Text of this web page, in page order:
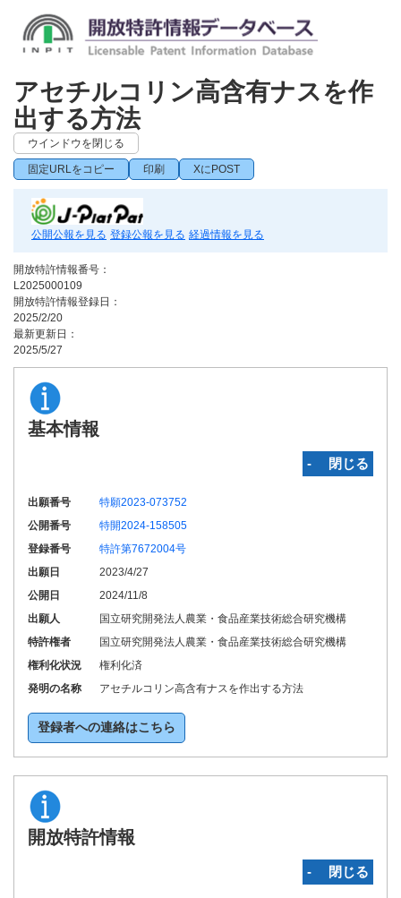
アセチルコリン高含有ナスを作
出する方法
ウインドウを閉じる
固定URLをコピー 印刷 XにPOST
公開公報を見る 登録公報を見る 経過情報を見る
開放特許情報番号：
L2025000109
開放特許情報登録日：
2025/2/20
最新更新日：
2025/5/27
基本情報
‐ 閉じる
出願番号
特願2023-073752
公開番号
特開2024-158505
登録番号
特許第7672004号
出願日
2023/4/27
公開日
2024/11/8
出願人
国立研究開発法人農業・食品産業技術総合研究機構
特許権者
国立研究開発法人農業・食品産業技術総合研究機構
権利化状況
権利化済
発明の名称
アセチルコリン高含有ナスを作出する方法
登録者への連絡はこちら
開放特許情報
‐ 閉じる